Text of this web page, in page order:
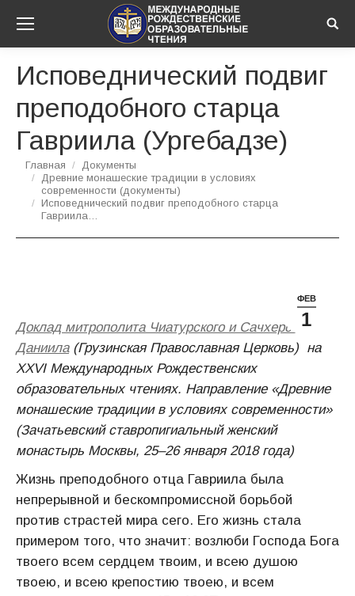
Исповеднический подвиг
преподобного старца
Гавриила (Ургебадзе)
Вы здесь:
Главная
Документы
Древние монашеские традиции в условиях
современности (документы)
Исповеднический подвиг преподобного старца
Гавриила…
ФЕВ
1
Доклад митрополита Чиатурского и Сачхерского
Даниила(Грузинская Православная Церковь) на
ХХVI Международных Рождественских
образовательных чтениях. Направление «Древние
монашеские традиции в условиях современности»
(Зачатьевский ставропигиальный женский
монастырь Москвы, 25–26 января 2018 года)
Жизнь преподобного отца Гавриила была
непрерывной и бескомпромиссной борьбой
против страстей мира сего. Его жизнь стала
примером того, что значит: возлюби Господа Бога
твоего всем сердцем твоим, и всею душою
твоею, и всею крепостию твоею, и всем